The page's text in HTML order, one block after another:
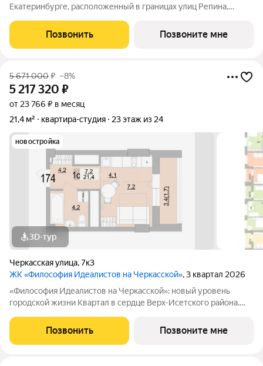
Екатеринбурге, расположенный в границах улиц Репина,
комплекс в сердце города неоклассическая архитектура,
закрытый двор,
Позвонить Позвоните мне
5 671 000₽ –8%
5 217 320 ₽
от 23 766 ₽ в месяц
21,4 м²
квартира-студия 23 этаж из 24
новостройка
3D-тур
Черкасская улица,7к3
ЖК «Философия Идеалистов на Черкасской», 3 квартал 2026
«Философия Идеалистов на Черкасской»: новый уровень
городской жизни Квартал в сердце Верх-Исетского района.
Черкасской» строится в Верх-Исетском районе Екатеринбурга
Позвонить Позвоните мне